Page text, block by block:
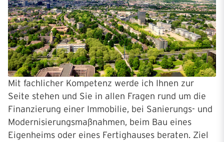
Mit fachlicher Kompetenz werde ich Ihnen zur
Seite stehen und Sie in allen Fragen rund um die
Finanzierung einer Immobilie, bei Sanierungs- und
Modernisierungsmaßnahmen, beim Bau eines
Eigenheims oder eines Fertighauses beraten. Ziel